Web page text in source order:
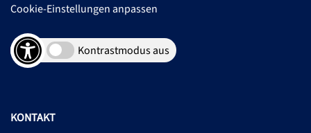
Cookie-Einstellungen anpassen
Kontrastmodus aus
KONTAKT